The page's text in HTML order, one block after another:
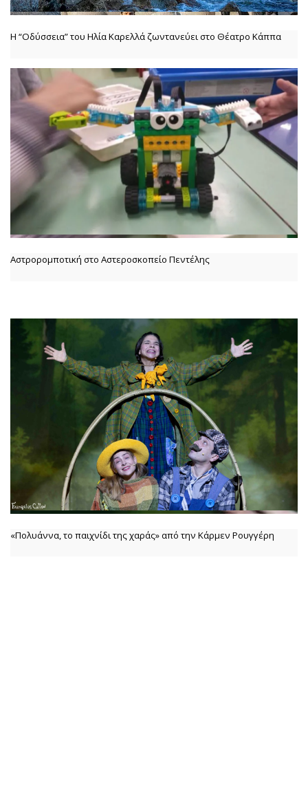
Η “Οδύσσεια” του Ηλία Καρελλά ζωντανεύει στο Θέατρο Κάππα
Αστρορομποτική στο Αστεροσκοπείο Πεντέλης
«Πολυάννα, το παιχνίδι της χαράς» από την Κάρμεν Ρουγγέρη